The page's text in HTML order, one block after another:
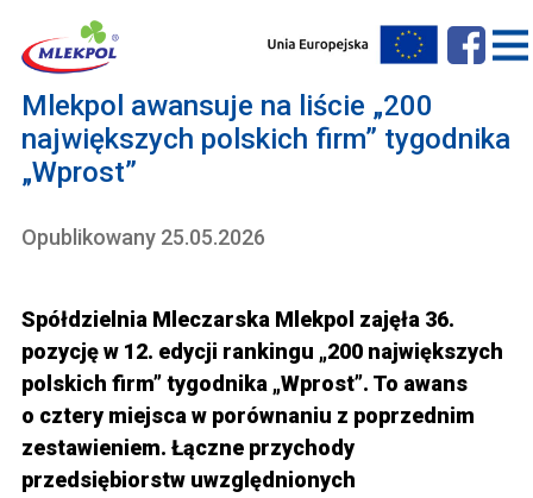
Mlekpol awansuje na liście „200
największych polskich firm” tygodnika
„Wprost”
Opublikowany 25.05.2026
Spółdzielnia Mleczarska Mlekpol zajęła 36.
pozycję w 12. edycji rankingu „200 największych
polskich firm” tygodnika „Wprost”. To awans
o cztery miejsca w porównaniu z poprzednim
zestawieniem. Łączne przychody
przedsiębiorstw uwzględnionych